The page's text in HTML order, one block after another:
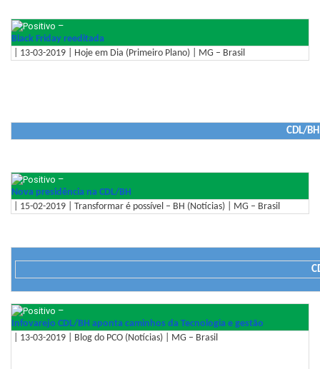
–
Black Friday reeditada
| 13-03-2019 | Hoje em Dia (Primeiro Plano) | MG – Brasil
CDL/
–
Nova presidência na CDL/BH
| 15-02-2019 | Transformar é possível – BH (Notícias) | MG – Brasil
–
Infovarejo CDL/BH aponta caminhos da Tecnologia e gestão
| 13-03-2019 | Blog do PCO (Notícias) | MG – Brasil